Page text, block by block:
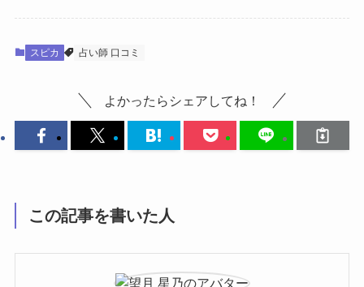
スピカ 占い師 口コミ
よかったらシェアしてね！
この記事を書いた人